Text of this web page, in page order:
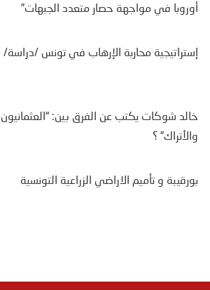
أوروبا في مواجهة حصار متعدد الجبهات”
إستراتيجية محاربة الإرهاب في تونس /دراسة/
خالد شوكات يكتب عن الفرق بين: “العثمانيون
والأتراك” ؟
بورقيبة و تأميم الاراضي الزراعية التونسية